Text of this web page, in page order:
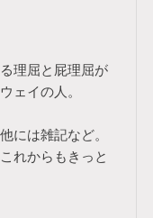
理屈と屁理屈が
ェイの人。
には雑記など。
れからもきっと